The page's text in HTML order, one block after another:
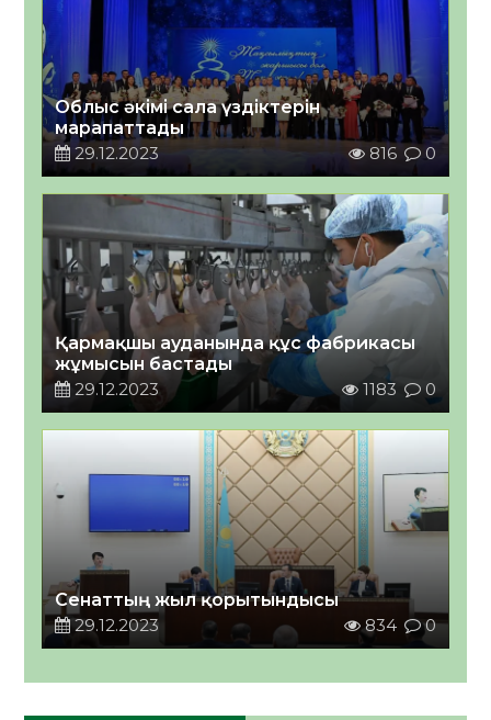
Облыс әкімі сала үздіктерін
марапаттады
29.12.2023
816 0
Қармақшы ауданында құс фабрикасы
жұмысын бастады
29.12.2023
1183 0
Сенаттың жыл қорытындысы
29.12.2023
834 0